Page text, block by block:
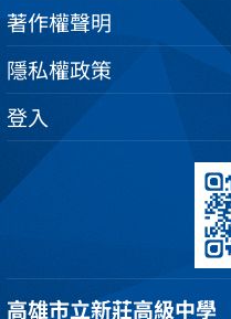
著作權聲明
隱私權政策
登入
高雄市立新莊高級中學